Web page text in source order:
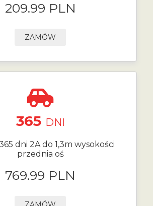
209.99 PLN
ZAMÓW
365 DNI
dni 2A do 1,3m wysokości
przednia oś
769.99 PLN